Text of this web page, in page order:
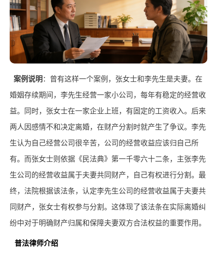
案例说明：曾有这样一个案例，张女士和李先生是夫妻。在
婚姻存续期间，李先生经营一家小公司，每年有稳定的经营收
益。同时，张女士在一家企业上班，有固定的工资收入。后来
两人因感情不和决定离婚，在财产分割时就产生了争议。李先
生认为自己经营公司很辛苦，公司的经营收益应该归自己所
有。而张女士则依据《民法典》第一千零六十二条，主张李先
生公司的经营收益属于夫妻共同财产，自己有权进行分割。最
终，法院根据该法条，认定李先生公司的经营收益属于夫妻共
同财产，张女士有权参与分割。这体现了该法条在实际离婚纠
纷中对于明确财产归属和保障夫妻双方合法权益的重要作用。
普法律师介绍